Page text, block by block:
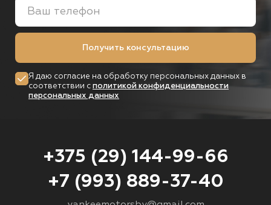
Получить консультацию
Я даю согласие на обработку персональных данных в
соответствии с политикой конфиденциальности
персональных данных
+375 (29) 144-99-66
+7 (993) 889-37-40